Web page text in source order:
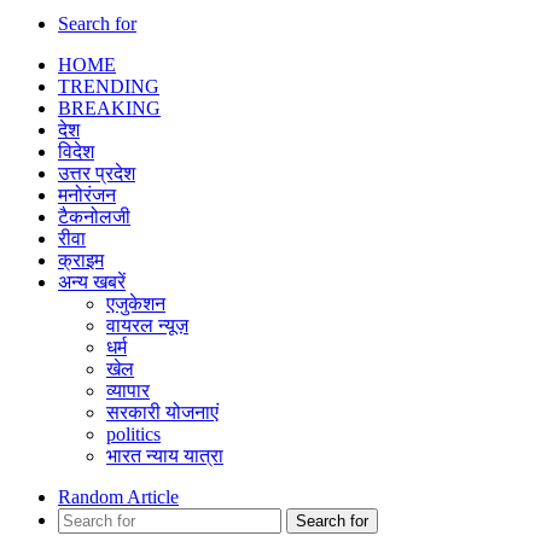
Search for
HOME
TRENDING
BREAKING
देश
विदेश
उत्तर प्रदेश
मनोरंजन
टैकनोलजी
रीवा
क्राइम
अन्य खबरें
एजुकेशन
वायरल न्यूज़
धर्म
खेल
व्यापार
सरकारी योजनाएं
politics
भारत न्याय यात्रा
Random Article
Search for